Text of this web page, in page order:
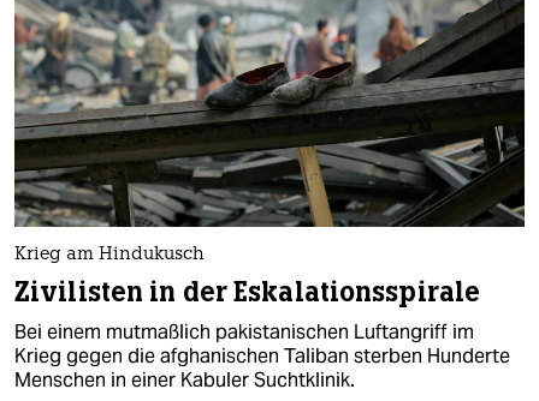
Krieg am Hindukusch
Zivilisten in der Eskalationsspirale
Bei einem mutmaßlich pakistanischen Luftangriff im
Krieg gegen die afghanischen Taliban sterben Hunderte
Menschen in einer Kabuler Suchtklinik.